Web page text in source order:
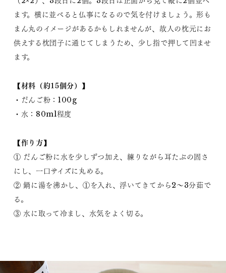
ます。横に並べると仏事になるので気を付けましょう。形も
まん丸のイメージがあるかもしれませんが、故人の枕元にお
供えする枕団子に通じてしまうため、少し指で押して凹ませ
ます。
【材料（約15個分）】
・だんご粉：100g
・水：80ml程度
【作り方】
① だんご粉に水を少しずつ加え、練りながら耳たぶの固さ
にし、一口サイズに丸める。
② 鍋に湯を沸かし、①を入れ、浮いてきてから2～3分茹で
る。
③ 水に取って冷まし、水気をよく切る。